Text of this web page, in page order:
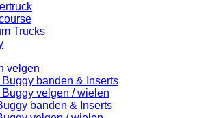
Trucks
velgen
Buggy banden & Inserts
Buggy velgen / wielen
banden & Inserts